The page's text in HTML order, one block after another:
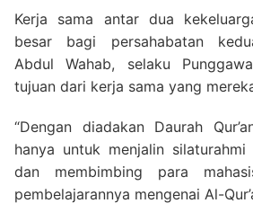
Kerja sama antar dua
besar bagi persahabatan
Abdul Wahab, selaku
tujuan dari kerja sama yang
“Dengan diadakan Daurah
hanya untuk menjalin
dan membimbing para
pembelajarannya mengenai Al-